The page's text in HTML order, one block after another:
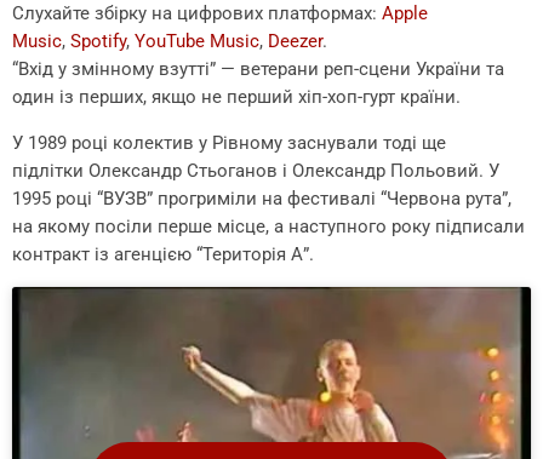
Слухайте збірку на цифрових платформах: Apple
Music, Spotify, YouTube Music, Deezer.
“Вхід у змінному взутті” — ветерани реп-сцени України та
один із перших, якщо не перший хіп-хоп-гурт країни.
У 1989 році колектив у Рівному заснували тоді ще
підлітки Олександр Стьоганов і Олександр Польовий. У
1995 році “ВУЗВ” прогриміли на фестивалі “Червона рута”,
на якому посіли перше місце, а наступного року підписали
контракт із агенцією “Територія А”.